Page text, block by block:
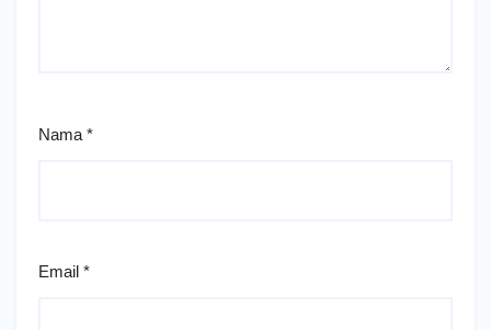
Nama *
Email *